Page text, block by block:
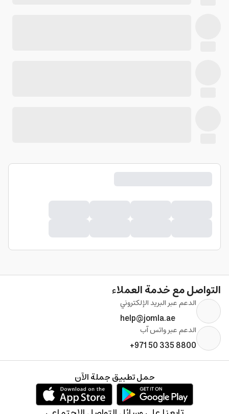
التواصل مع خدمة العملاء
الدعم عبر البريد الإلكتروني
help@jomla.ae
الدعم عبر واتس آب
+971 50 335 8800
حمل تطبيق جملة الآن